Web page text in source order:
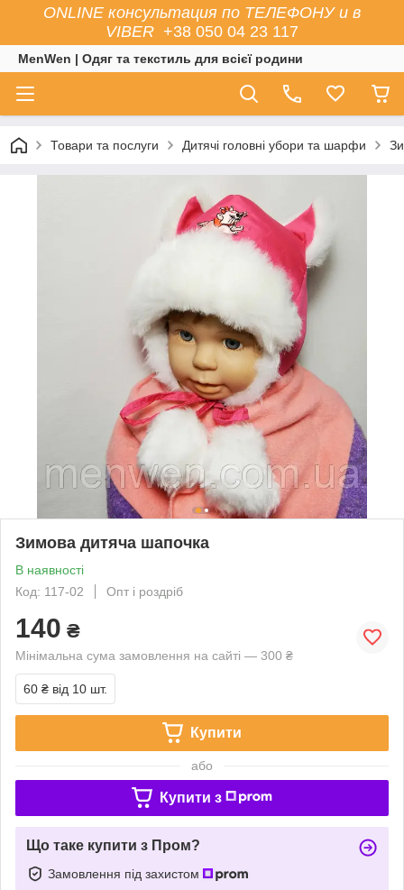
ONLINE консультация по ТЕЛЕФОНУ и в
VIBER +38 050 04 23 117
MenWen | Одяг та текстиль для всієї родини
Товари та послуги Дитячі головні убори та шарфи
Зимова дитяча шапочка
В наявності
Код: 117-02
Опт і роздріб
140 ₴
Мінімальна сума замовлення на сайті — 300 ₴
60 ₴ від 10 шт.
Купити
або
Купити з
Що таке купити з Пром?
Замовлення під захистом